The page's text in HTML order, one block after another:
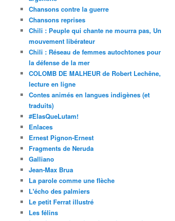
Chansons contre la guerre
Chansons reprises
Chili : Peuple qui chante ne mourra pas, Un
mouvement libérateur
Chili : Réseau de femmes autochtones pour
la défense de la mer
COLOMB DE MALHEUR de Robert Lechêne,
lecture en ligne
Contes animés en langues indigènes (et
traduits)
#ElasQueLutam!
Enlaces
Ernest Pignon-Ernest
Fragments de Neruda
Galliano
Jean-Max Brua
La parole comme une flèche
L'écho des palmiers
Le petit Ferrat illustré
Les félins